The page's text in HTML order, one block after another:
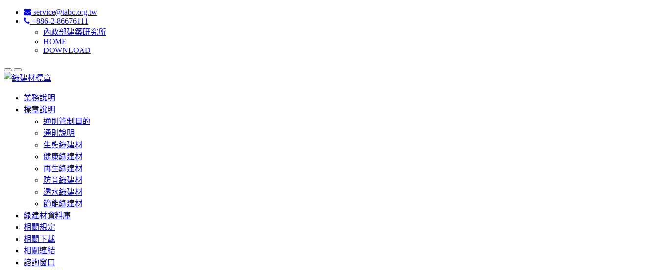
service@tabc.org.tw
+886-2-86676111
內政部建築研究所
HOME
DOWNLOAD
業務說明
標章說明
通則管制目的
通則說明
生態綠建材
健康綠建材
再生綠建材
防音綠建材
透水綠建材
節能綠建材
綠建材資料庫
相關規定
相關下載
相關連結
諮詢窗口